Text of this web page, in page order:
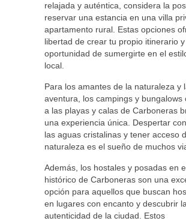
relajada y auténtica, considera la
reservar una estancia en una villa
apartamento rural. Estas opciones
libertad de crear tu propio itinerario y
oportunidad de sumergirte en el
local.
Para los amantes de la naturaleza y
aventura, los campings y bungalows
a las playas y calas de Carboneras
una experiencia única. Despertar
las aguas cristalinas y tener acceso
naturaleza es el sueño de muchos
Además, los hostales y posadas en
histórico de Carboneras son una
opción para aquellos que buscan
en lugares con encanto y descubrir la
autenticidad de la ciudad. Estos